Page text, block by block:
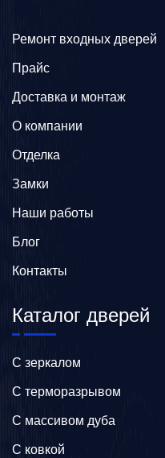
Ремонт входных дверей
Прайс
Доставка и монтаж
О компании
Отделка
Замки
Наши работы
Блог
Контакты
Каталог дверей
C зеркалом
C терморазрывом
C массивом дуба
C ковкой